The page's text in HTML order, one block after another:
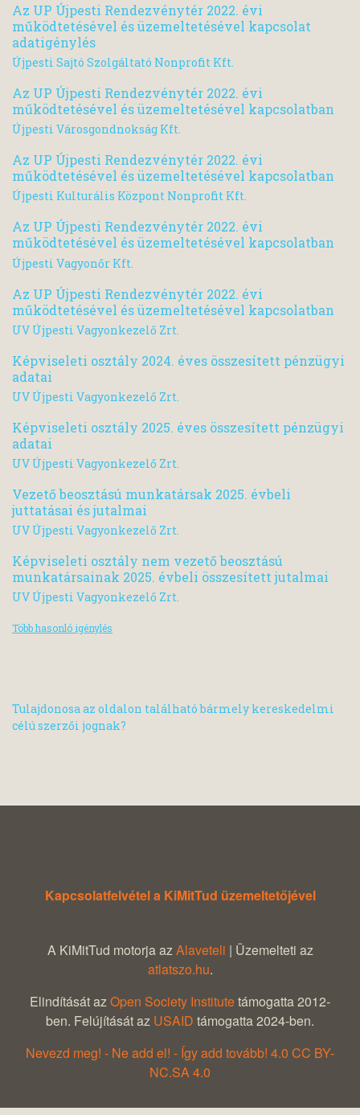
Az UP Újpesti Rendezvénytér 2022. évi
működtetésével és üzemeltetésével kapcsolat
adatigénylés
Újpesti Sajtó Szolgáltató Nonprofit Kft.
Az UP Újpesti Rendezvénytér 2022. évi
működtetésével és üzemeltetésével kapcsolatban
Újpesti Városgondnokság Kft.
Az UP Újpesti Rendezvénytér 2022. évi
működtetésével és üzemeltetésével kapcsolatban
Újpesti Kulturális Központ Nonprofit Kft.
Az UP Újpesti Rendezvénytér 2022. évi
működtetésével és üzemeltetésével kapcsolatban
Újpesti Vagyonőr Kft.
Az UP Újpesti Rendezvénytér 2022. évi
működtetésével és üzemeltetésével kapcsolatban
UV Újpesti Vagyonkezelő Zrt.
Képviseleti osztály 2024. éves összesített pénzügyi
adatai
UV Újpesti Vagyonkezelő Zrt.
Képviseleti osztály 2025. éves összesített pénzügyi
adatai
UV Újpesti Vagyonkezelő Zrt.
Vezető beosztású munkatársak 2025. évbeli
juttatásai és jutalmai
UV Újpesti Vagyonkezelő Zrt.
Képviseleti osztály nem vezető beosztású
munkatársainak 2025. évbeli összesített jutalmai
UV Újpesti Vagyonkezelő Zrt.
Több hasonló igénylés
Tulajdonosa az oldalon található bármely kereskedelmi
célú szerzői jognak?
Kapcsolatfelvétel a KiMitTud üzemeltetőjével
A KiMitTud motorja azAlaveteli | Üzemelteti az
atlatszo.hu.
Elindítását azOpen Society Institutetámogatta 2012-
ben. Felújítását az USAID támogatta 2024-ben.
Nevezd meg! - Ne add el! - Így add tovább! 4.0 CC BY-
NC.SA 4.0